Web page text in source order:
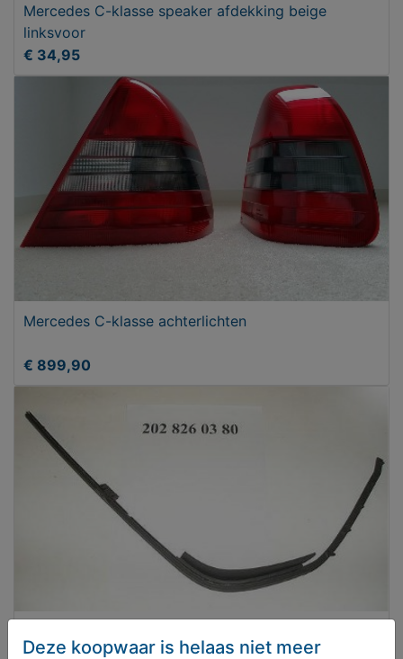
Mercedes C-klasse speaker afdekking beige
linksvoor
€ 34,95
Mercedes C-klasse achterlichten
€ 899,90
Deze koopwaar is helaas niet meer